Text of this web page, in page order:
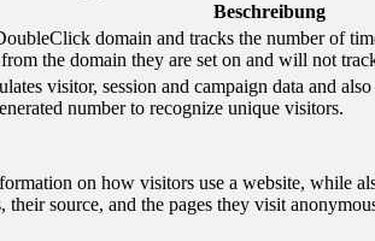
Beschreibung
domain and tracks the number of
the domain they are set on and will not
visitor, session and campaign data and
number to recognize unique visitors.
on how visitors use a website, while
source, and the pages they visit